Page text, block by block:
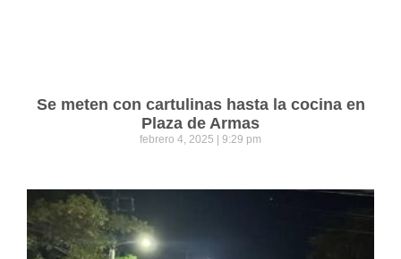
Se meten con cartulinas hasta la cocina en
Plaza de Armas
febrero 4, 2025 9:29 pm